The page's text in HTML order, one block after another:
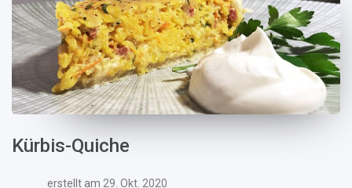
Kürbis-Quiche
erstellt am 29. Okt. 2020